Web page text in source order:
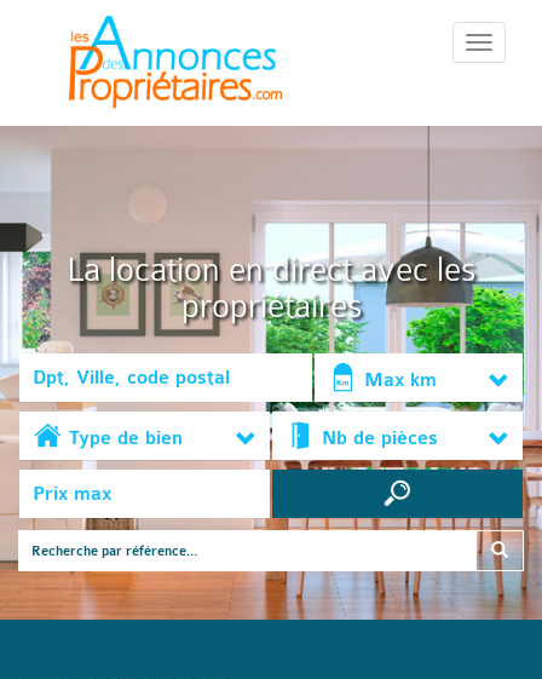
::Menu::
La location en direct avec les
propriétaires
Max km
Type de bien Nb de pièces